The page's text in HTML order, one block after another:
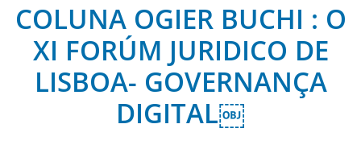
COLUNA OGIER BUCHI : O
XI FORÚM JURIDICO DE
LISBOA- GOVERNANÇA
DIGITAL￼